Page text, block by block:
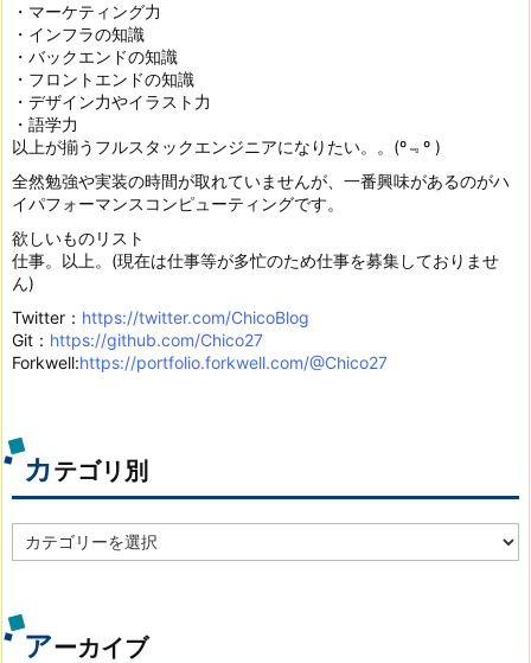
・マーケティング力
・インフラの知識
・バックエンドの知識
・フロントエンドの知識
・デザイン力やイラスト力
・語学力
以上が揃うフルスタックエンジニアになりたい。。(º﹃º )
全然勉強や実装の時間が取れていませんが、一番興味があるのがハ
イパフォーマンスコンピューティングです。
欲しいものリスト
仕事。以上。(現在は仕事等が多忙のため仕事を募集しておりませ
ん)
Twitter： https://twitter.com/ChicoBlog
Git： https://github.com/Chico27
Forkwell:https://portfolio.forkwell.com/@Chico27
カテゴリ別
テ
別
アーカイブ